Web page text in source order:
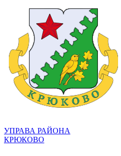
УПРАВА РАЙОНА
КРЮКОВО